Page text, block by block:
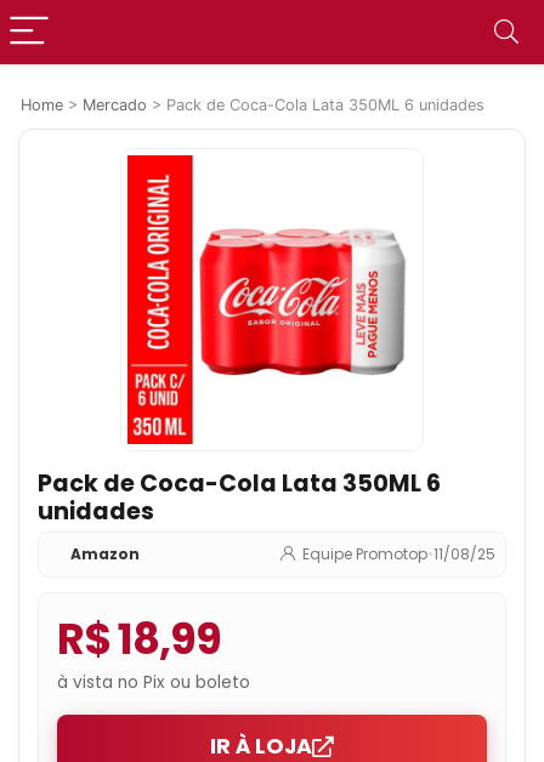
Home > Mercado > Pack de Coca-Cola Lata 350ML 6 unidades
Pack de Coca-Cola Lata 350ML 6
unidades
Amazon Equipe Promotop•11/08/25
R$ 18,99
à vista no Pix ou boleto
IR À LOJA